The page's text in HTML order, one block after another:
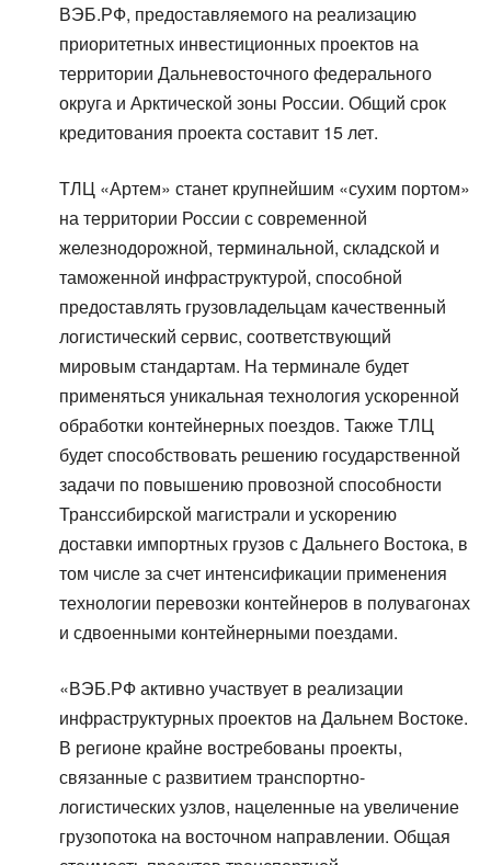
ВЭБ.РФ, предоставляемого на реализацию
приоритетных инвестиционных проектов на
территории Дальневосточного федерального
округа и Арктической зоны России. Общий срок
кредитования проекта составит 15 лет.
ТЛЦ «Артем» станет крупнейшим «сухим портом»
на территории России с современной
железнодорожной, терминальной, складской и
таможенной инфраструктурой, способной
предоставлять грузовладельцам качественный
логистический сервис, соответствующий
мировым стандартам. На терминале будет
применяться уникальная технология ускоренной
обработки контейнерных поездов. Также ТЛЦ
будет способствовать решению государственной
задачи по повышению провозной способности
Транссибирской магистрали и ускорению
доставки импортных грузов с Дальнего Востока, в
том числе за счет интенсификации применения
технологии перевозки контейнеров в полувагонах
и сдвоенными контейнерными поездами.
«ВЭБ.РФ активно участвует в реализации
инфраструктурных проектов на Дальнем Востоке.
В регионе крайне востребованы проекты,
связанные с развитием транспортно-
логистических узлов, нацеленные на увеличение
грузопотока на восточном направлении. Общая